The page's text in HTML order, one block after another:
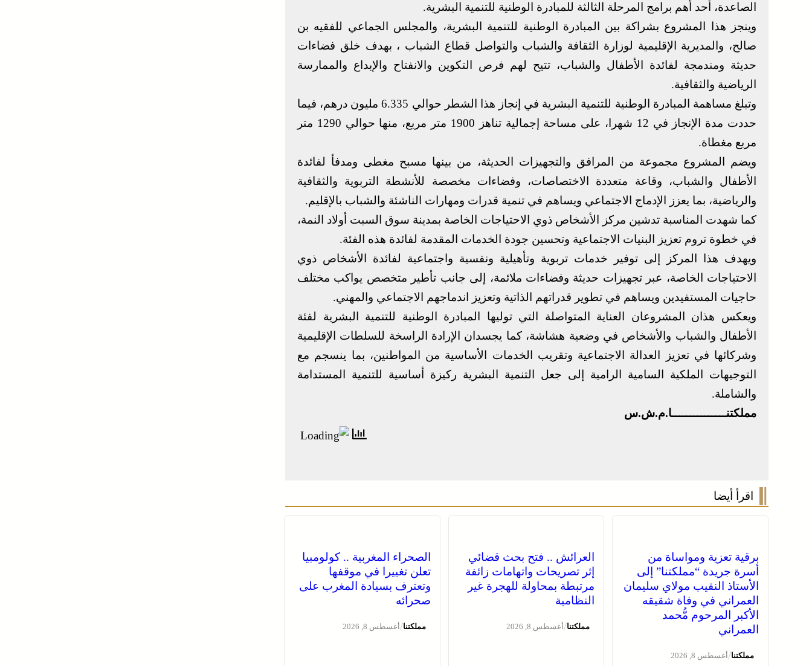
الصاعدة، أحد أهم برامج المرحلة الثالثة للمبادرة الوطنية للتنمية البشرية.
وينجز هذا المشروع بشراكة بين المبادرة الوطنية للتنمية البشرية، والمجلس الجماعي للفقيه بن
صالح، والمديرية الإقليمية لوزارة الثقافة والشباب والتواصل قطاع الشباب ، بهدف خلق فضاءات
حديثة ومندمجة لفائدة الأطفال والشباب، تتيح لهم فرص التكوين والانفتاح والإبداع والممارسة
الرياضية والثقافية.
وتبلغ مساهمة المبادرة الوطنية للتنمية البشرية في إنجاز هذا الشطر حوالي 6.335 مليون درهم، فيما
حددت مدة الإنجاز في 12 شهرا، على مساحة إجمالية تناهز 1900 متر مربع، منها حوالي 1290 متر
مربع مغطاة.
ويضم المشروع مجموعة من المرافق والتجهيزات الحديثة، من بينها مسبح مغطى ومدفأ لفائدة
الأطفال والشباب، وقاعة متعددة الاختصاصات، وفضاءات مخصصة للأنشطة التربوية والثقافية
والرياضية، بما يعزز الإدماج الاجتماعي ويساهم في تنمية قدرات ومهارات الناشئة والشباب بالإقليم.
كما شهدت المناسبة تدشين مركز الأشخاص ذوي الاحتياجات الخاصة بمدينة سوق السبت أولاد النمة،
في خطوة تروم تعزيز البنيات الاجتماعية وتحسين جودة الخدمات المقدمة لفائدة هذه الفئة.
ويهدف هذا المركز إلى توفير خدمات تربوية وتأهيلية ونفسية واجتماعية لفائدة الأشخاص ذوي
الاحتياجات الخاصة، عبر تجهيزات حديثة وفضاءات ملائمة، إلى جانب تأطير متخصص يواكب مختلف
حاجيات المستفيدين ويساهم في تطوير قدراتهم الذاتية وتعزيز اندماجهم الاجتماعي والمهني.
ويعكس هذان المشروعان العناية المتواصلة التي توليها المبادرة الوطنية للتنمية البشرية لفئة
الأطفال والشباب والأشخاص في وضعية هشاشة، كما يجسدان الإرادة الراسخة للسلطات الإقليمية
وشركائها في تعزيز العدالة الاجتماعية وتقريب الخدمات الأساسية من المواطنين، بما ينسجم مع
التوجيهات الملكية السامية الرامية إلى جعل التنمية البشرية ركيزة أساسية للتنمية المستدامة
والشاملة.
مملكتنـــــــــــــــا.م.ش.س
اقرأ أيضا
برقية تعزية ومواساة من
أسرة جريدة “مملكتنا” إلى
الأستاذ النقيب مولاي سليمان
العمراني في وفاة شقيقه
الأكبر المرحوم مُّحمد
العمراني
مملكتنا/أغسطس 8, 2026
العرائش .. فتح بحث قضائي
إثر تصريحات واتهامات زائفة
مرتبطة بمحاولة للهجرة غير
النظامية
مملكتنا/أغسطس 8, 2026
الصحراء المغربية .. كولومبيا
تعلن تغييرا في موقفها
وتعترف بسيادة المغرب على
صحرائه
مملكتنا/أغسطس 8, 2026